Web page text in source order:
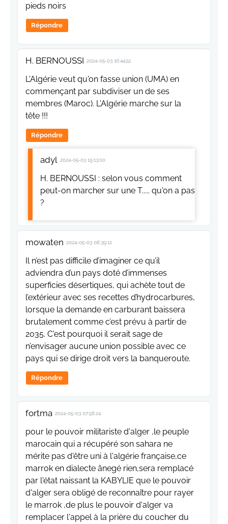
pieds noirs
Répondre
H. BERNOUSSI 2024-05-03 16:44:51
L'Algérie veut qu'on fasse union (UMA) en
commençant par subdiviser un de ses
membres (Maroc). L'Algérie marche sur la
tête !!!
Répondre
adyl 2024-05-03 19:13:00
H. BERNOUSSI : selon vous comment
peut-on marcher sur une T..... qu'on a pas
?
mowaten 2024-05-03 08:39:12
Il n’est pas difficile d’imaginer ce qu’il
adviendra d’un pays doté d’immenses
superficies désertiques, qui achète tout de
l’extérieur avec ses recettes d’hydrocarbures,
lorsque la demande en carburant baissera
brutalement comme c’est prévu à partir de
2035. C'est pourquoi il serait sage de
n’envisager aucune union possible avec ce
pays qui se dirige droit vers la banqueroute.
Répondre
fortma 2024-05-03 07:58:24
pour le pouvoir militariste d'alger ,le peuple
marocain qui a récupéré son sahara ne
mérite pas d'être uni à l'algérie française,ce
marrok en dialecte ânegé rien,sera remplacé
par l'état naissant la KABYLIE que le pouvoir
d'alger sera obligé de reconnaître pour rayer
le marrok ,de plus le pouvoir d'alger va
remplacer l'appel à la prière du coucher du